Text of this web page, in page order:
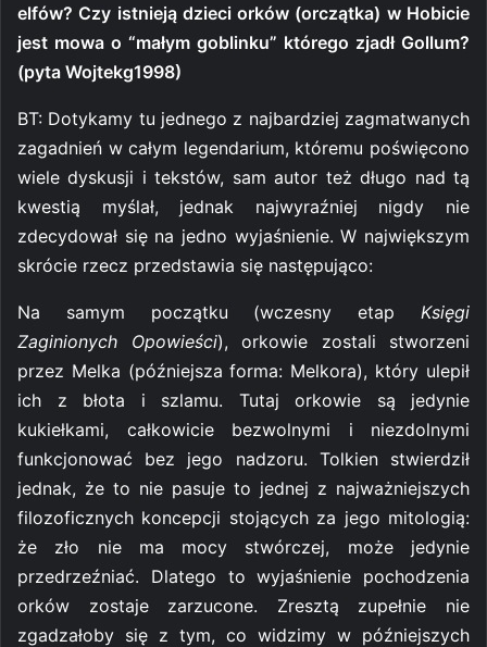
elfów? Czy istnieją dzieci orków (orczątka) w Hobicie
jest mowa o “małym goblinku” którego zjadł Gollum?
(pyta Wojtekg1998)
BT: Dotykamy tu jednego z najbardziej zagmatwanych
zagadnień w całym legendarium, któremu poświęcono
wiele dyskusji i tekstów, sam autor też długo nad tą
kwestią myślał, jednak najwyraźniej nigdy nie
zdecydował się na jedno wyjaśnienie. W największym
skrócie rzecz przedstawia się następująco:
Na samym początku (wczesny etap Księgi
Zaginionych Opowieści), orkowie zostali stworzeni
przez Melka (późniejsza forma: Melkora), który ulepił
ich z błota i szlamu. Tutaj orkowie są jedynie
kukiełkami, całkowicie bezwolnymi i niezdolnymi
funkcjonować bez jego nadzoru. Tolkien stwierdził
jednak, że to nie pasuje to jednej z najważniejszych
filozoficznych koncepcji stojących za jego mitologią:
że zło nie ma mocy stwórczej, może jedynie
przedrzeźniać. Dlatego to wyjaśnienie pochodzenia
orków zostaje zarzucone. Zresztą zupełnie nie
zgadzałoby się z tym, co widzimy w późniejszych